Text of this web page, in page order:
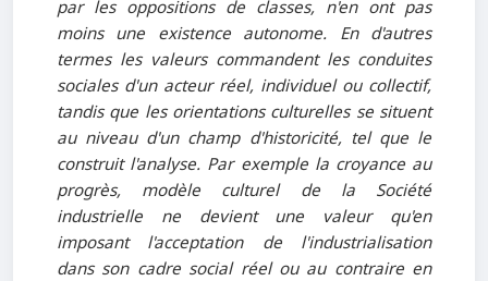
par les oppositions de classes, n'en ont pas
moins une existence autonome. En d'autres
termes les valeurs commandent les conduites
sociales d'un acteur réel, individuel ou collectif,
tandis que les orientations culturelles se situent
au niveau d'un champ d'historicité, tel que le
construit l'analyse. Par exemple la croyance au
progrès, modèle culturel de la Société
industrielle ne devient une valeur qu'en
imposant l'acceptation de l'industrialisation
dans son cadre social réel ou au contraire en